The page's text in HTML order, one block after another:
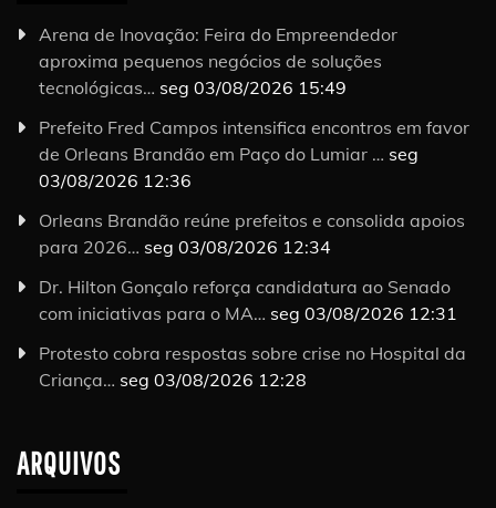
Arena de Inovação: Feira do Empreendedor
aproxima pequenos negócios de soluções
tecnológicas… seg 03/08/2026 15:49
Prefeito Fred Campos intensifica encontros em favor
de Orleans Brandão em Paço do Lumiar … seg
03/08/2026 12:36
Orleans Brandão reúne prefeitos e consolida apoios
para 2026… seg 03/08/2026 12:34
Dr. Hilton Gonçalo reforça candidatura ao Senado
com iniciativas para o MA… seg 03/08/2026 12:31
Protesto cobra respostas sobre crise no Hospital da
Criança… seg 03/08/2026 12:28
ARQUIVOS